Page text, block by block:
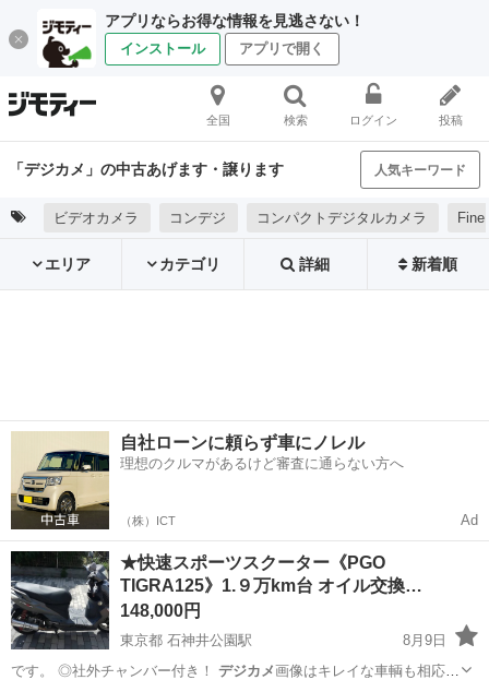
アプリならお得な情報を見逃さない！
インストール アプリで開く
全国 検索 ログイン 投稿
「デジカメ」の中古あげます・譲ります 人気キーワード
ビデオカメラ コンデジ コンパクトデジタルカメラ
エリア カテゴリ 詳細 新着順
自社ローンに頼らず車にノレル
理想のクルマがあるけど審査に通らない方へ
（株）ICT Ad
★快速スポーツスクーター《PGO
TIGRA125》1.９万km台 オイル交換…
148,000円
東京都 石神井公園駅
8月9日
です。 ◎社外チャンバー付き！ デジカメ画像はキレイな車輌も相応の